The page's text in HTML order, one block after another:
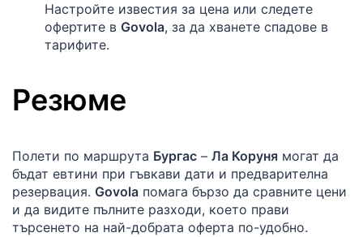
Настройте известия за цена или следете
офертите в Govola, за да хванете спадове в
тарифите.
Резюме
Полети по маршрута Бургас – Ла Коруня могат да
бъдат евтини при гъвкави дати и предварителна
резервация. Govola помага бързо да сравните цени
и да видите пълните разходи, което прави
търсенето на най-добрата оферта по-удобно.